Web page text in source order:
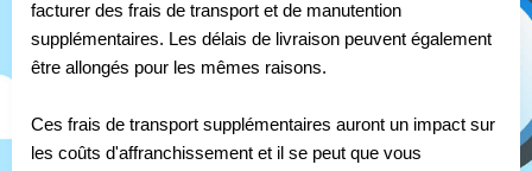
facturer des frais de transport et de manutention
supplémentaires. Les délais de livraison peuvent également
être allongés pour les mêmes raisons.
Ces frais de transport supplémentaires auront un impact sur
les coûts d'affranchissement et il se peut que vous